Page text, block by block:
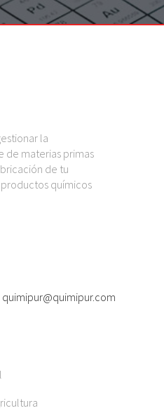
la
de materias primas
de tu
químicos
quimipur@quimipur.com